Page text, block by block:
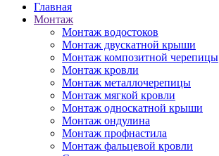
Главная
Монтаж
Монтаж водостоков
Монтаж двускатной крыши
Монтаж композитной черепицы
Монтаж кровли
Монтаж металлочерепицы
Монтаж мягкой кровли
Монтаж односкатной крыши
Монтаж ондулина
Монтаж профнастила
Монтаж фальцевой кровли